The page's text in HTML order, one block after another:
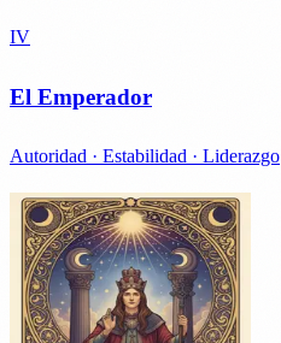
IV
El Emperador
Autoridad · Estabilidad · Liderazgo